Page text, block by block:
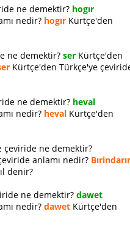
ne demektir? hogır
nedir? hogır Kürtçe'den
ne demektir? ser Kürtçe'den
Kürtçe'den Türkçe'ye
ne demektir? heval
nedir? heval Kürtçe'den
çeviride ne demektir?
anlamı nedir?
denir?
ne demektir? dawet
nedir? dawet Kürtçe'den